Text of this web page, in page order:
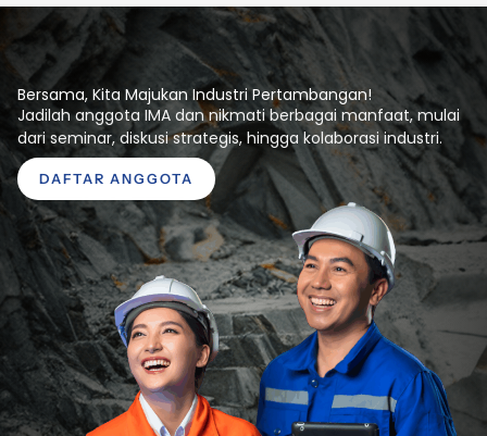
Bersama, Kita Majukan Industri Pertambangan!
Jadilah anggota IMA dan nikmati berbagai manfaat, mulai
dari seminar, diskusi strategis, hingga kolaborasi industri.
DAFTAR ANGGOTA